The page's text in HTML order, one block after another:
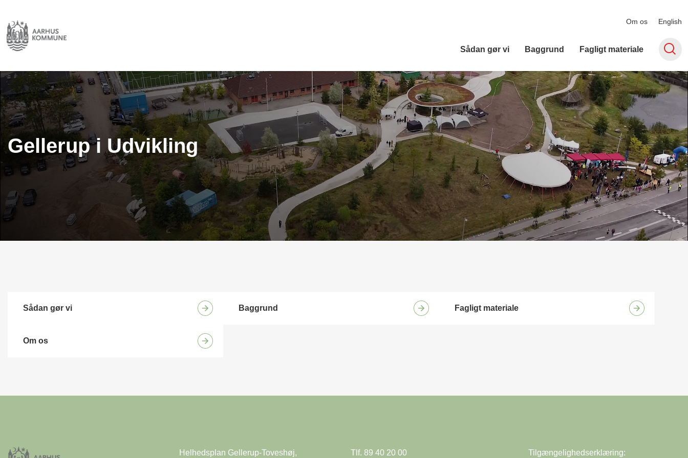
Om os English
Sådan gør vi Baggrund Fagligt materiale
Gellerup i Udvikling
Sådan gør vi Baggrund Fagligt materiale
Om os
Helhedsplan Gellerup-Toveshøj, Tlf. 89 40 20 00 Tilgængelighedserklæring: